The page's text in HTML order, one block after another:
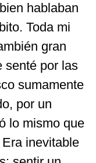
hablaban
Toda mi
gran
senté por las
sumamente
por un
lo mismo que
inevitable